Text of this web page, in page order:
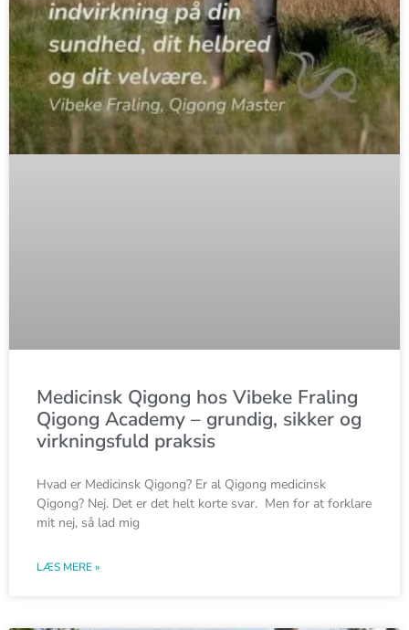
Medicinsk Qigong hos Vibeke Fraling
Qigong Academy – grundig, sikker og
virkningsfuld praksis
Hvad er Medicinsk Qigong? Er al Qigong medicinsk
Qigong? Nej. Det er det helt korte svar. Men for at forklare
mit nej, så lad mig
LÆS MERE »